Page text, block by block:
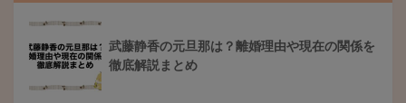
武藤静香の元旦那は？離婚理由や現在の関係を
徹底解説まとめ